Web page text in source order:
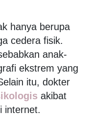
hanya berupa
cedera fisik.
anak-
ekstrem yang
itu, dokter
akibat
internet.